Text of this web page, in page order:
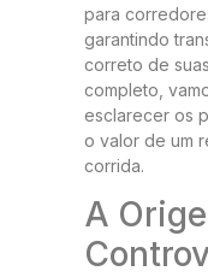
para
garantindo
correto de
completo,
esclarecer os
o valor de um
corrida.
A